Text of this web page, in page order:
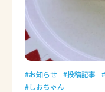
お知らせ 投稿記事
しおちゃん